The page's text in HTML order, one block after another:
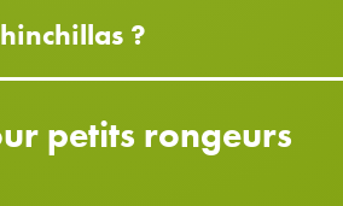
?
petits rongeurs